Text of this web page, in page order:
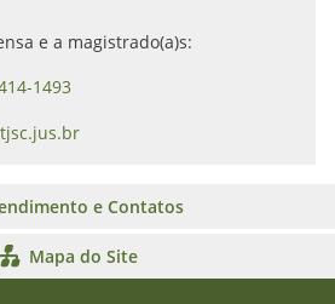
e a magistrado(a)s:
1493
e Contatos
Mapa do Site